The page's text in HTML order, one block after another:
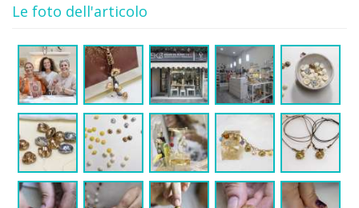
Le foto dell'articolo